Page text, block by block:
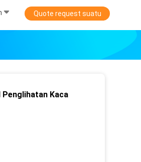
Quote request suatu
Kaca